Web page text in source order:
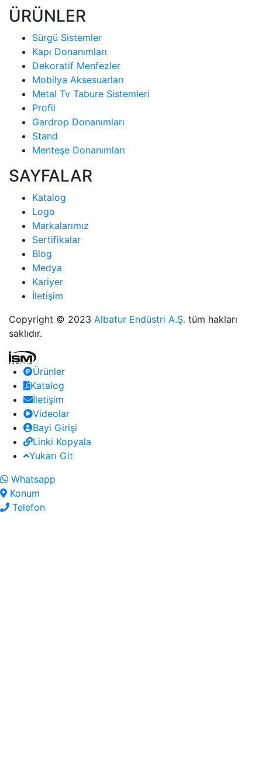
ÜRÜNLER
Sürgü Sistemler
Kapı Donanımları
Dekoratif Menfezler
Mobilya Aksesuarları
Metal Tv Tabure Sistemleri
Profil
Gardrop Donanımları
Stand
Menteşe Donanımları
SAYFALAR
Katalog
Logo
Markalarımız
Sertifikalar
Blog
Medya
Kariyer
İletişim
Copyright © 2023 Albatur Endüstri A.Ş. tüm hakları
saklıdır.
Ürünler
Katalog
İletişim
Videolar
Bayi Girişi
Linki Kopyala
Yukarı Git
Whatsapp
Konum
Telefon